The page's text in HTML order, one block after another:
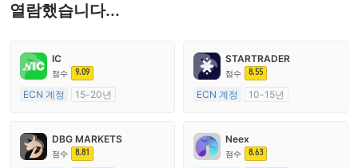
열람했습니다...
IC
점수 9.09
ECN 계정
15-20년
외환 거래 라이선스 (MM)
마스터 레이블 MT4
STARTRADER
점수 8.55
ECN 계정
10-15년
외환 거래 라이선스 (MM)
마스터 레이블 MT4
DBG MARKETS
점수 8.81
Neex
점수 8.63